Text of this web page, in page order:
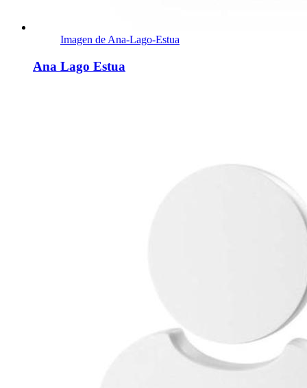
Imagen de Ana-Lago-Estua
Ana Lago Estua